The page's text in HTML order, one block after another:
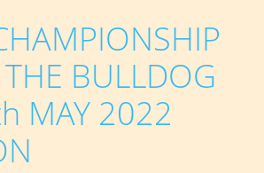
BULLDOG
MAY 2022